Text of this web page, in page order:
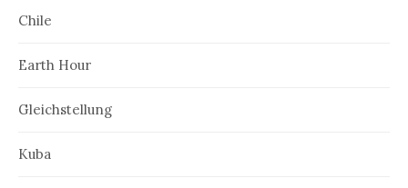
Chile
Earth Hour
Gleichstellung
Kuba